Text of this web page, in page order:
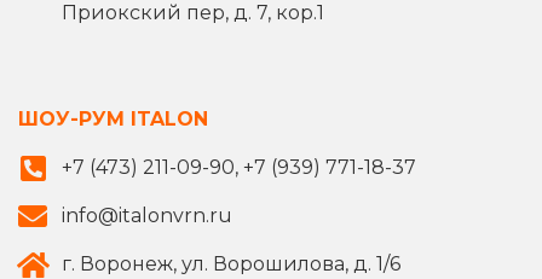
Приокский пер, д. 7, кор.1
ШОУ-РУМ ITALON
+7 (473) 211-09-90, +7 (939) 771-18-37
info@italonvrn.ru
г. Воронеж, ул. Ворошилова, д. 1/6